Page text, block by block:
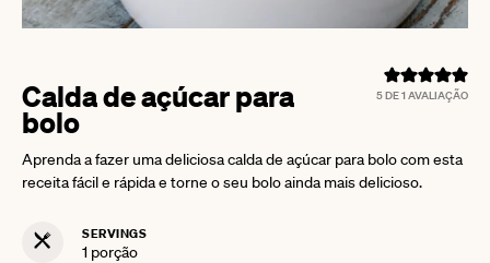
5DE 1 AVALIAÇÃO
Calda de açúcar para
bolo
Aprenda a fazer uma deliciosa calda de açúcar para bolo com esta
receita fácil e rápida e torne o seu bolo ainda mais delicioso.
SERVINGS
1 porção